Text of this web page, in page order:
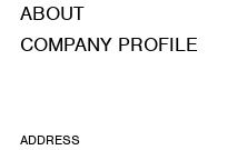
ABOUT
COMPANY PROFILE
ADDRESS